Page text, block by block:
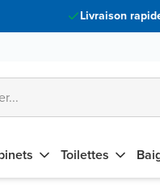
Livraison
Toilettes